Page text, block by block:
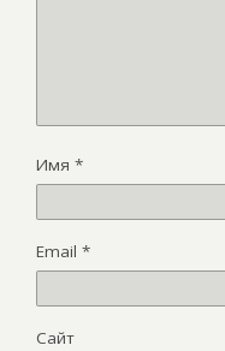
Имя *
Email *
Сайт